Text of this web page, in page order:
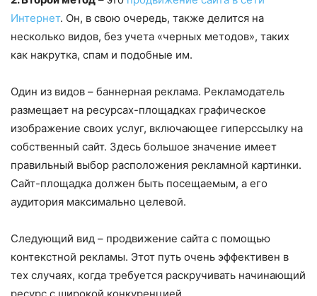
Интернет. Он, в свою очередь, также делится на
несколько видов, без учета «черных методов», таких
как накрутка, спам и подобные им.
Один из видов – баннерная реклама. Рекламодатель
размещает на ресурсах-площадках графическое
изображение своих услуг, включающее гиперссылку на
собственный сайт. Здесь большое значение имеет
правильный выбор расположения рекламной картинки.
Сайт-площадка должен быть посещаемым, а его
аудитория максимально целевой.
Следующий вид – продвижение сайта с помощью
контекстной рекламы. Этот путь очень эффективен в
тех случаях, когда требуется раскручивать начинающий